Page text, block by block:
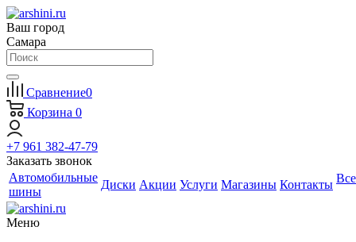
Ваш город
Самара
Сравнение0
Корзина 0
+7 961 382-47-79
Заказать звонок
Автомобильные
шины
Диски Акции Услуги Магазины Контакты Все
Меню